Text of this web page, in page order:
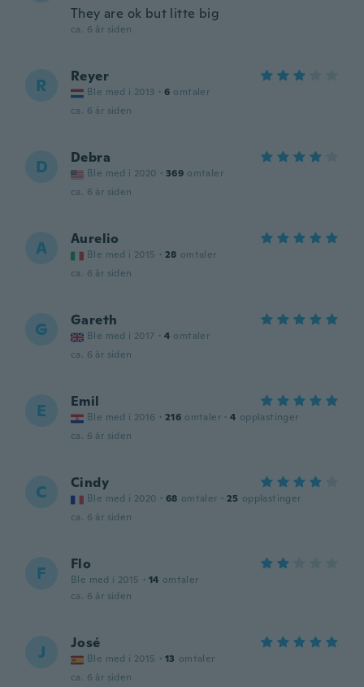
They are ok but litte big
ca. 6 år siden
R Reyer
Ble med i 2013 · 6 omtaler
ca. 6 år siden
D Debra
Ble med i 2020 · 369 omtaler
ca. 6 år siden
A Aurelio
Ble med i 2015 · 28 omtaler
ca. 6 år siden
G Gareth
Ble med i 2017 · 4 omtaler
ca. 6 år siden
E Emil
Ble med i 2016 · 216 omtaler · 4 opplastinger
ca. 6 år siden
C Cindy
Ble med i 2020 · 68 omtaler · 25 opplastinger
ca. 6 år siden
F Flo
Ble med i 2015 · 14 omtaler
ca. 6 år siden
J José
Ble med i 2015 · 13 omtaler
ca. 6 år siden